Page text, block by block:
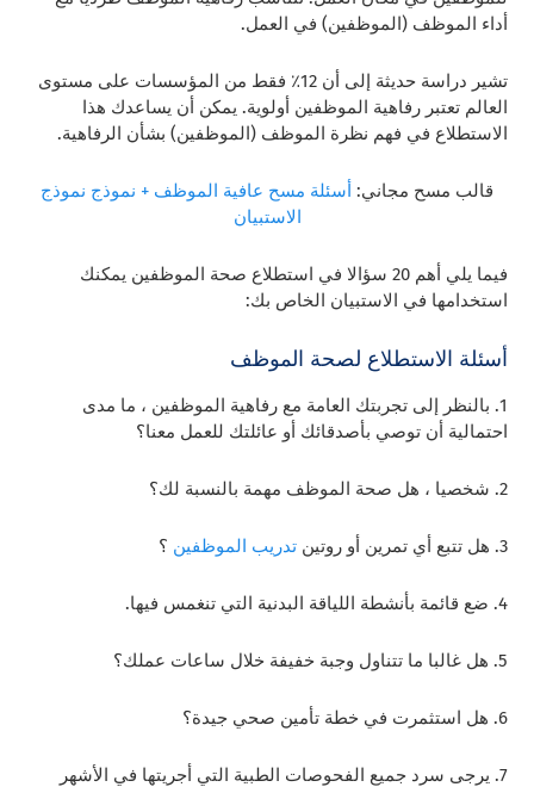
أداء الموظف (الموظفين) في العمل.
تشير دراسة حديثة إلى أن 12٪ فقط من المؤسسات على مستوى
العالم تعتبر رفاهية الموظفين أولوية. يمكن أن يساعدك هذا
الاستطلاع في فهم نظرة الموظف (الموظفين) بشأن الرفاهية.
قالب مسح مجاني: أسئلة مسح عافية الموظف + نموذج نموذج
الاستبيان
فيما يلي أهم 20 سؤالا في استطلاع صحة الموظفين يمكنك
استخدامها في الاستبيان الخاص بك:
أسئلة الاستطلاع لصحة الموظف
1. بالنظر إلى تجربتك العامة مع رفاهية الموظفين ، ما مدى
احتمالية أن توصي بأصدقائك أو عائلتك للعمل معنا؟
2. شخصيا ، هل صحة الموظف مهمة بالنسبة لك؟
3. هل تتبع أي تمرين أو روتين تدريب الموظفين ؟
4. ضع قائمة بأنشطة اللياقة البدنية التي تنغمس فيها.
5. هل غالبا ما تتناول وجبة خفيفة خلال ساعات عملك؟
6. هل استثمرت في خطة تأمين صحي جيدة؟
7. يرجى سرد جميع الفحوصات الطبية التي أجريتها في الأشهر